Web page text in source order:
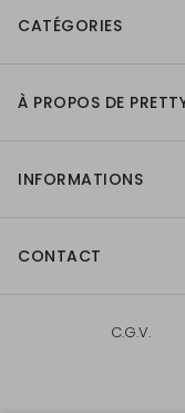
CATÉGORIES
À PROPOS DE
INFORMATIONS
CONTACT
C.G.V.